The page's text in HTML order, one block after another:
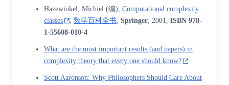
Hazewinkel, Michiel (编), Computational complexity
classes
, 数学百科全书, Springer, 2001, ISBN 978-
1-55608-010-4
What are the most important results (and papers) in
complexity theory that every one should know?
Scott Aaronson: Why Philosophers Should Care About